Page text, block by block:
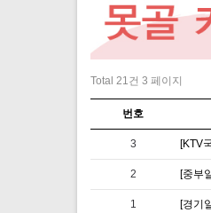
Total 21건 3 페이지
번호
3 [KTV
2
1